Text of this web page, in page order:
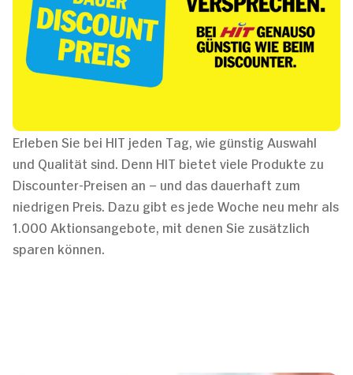
Erleben Sie bei HIT jeden Tag, wie günstig Auswahl
und Qualität sind. Denn HIT bietet viele Produkte zu
Discounter-Preisen an – und das dauerhaft zum
niedrigen Preis. Dazu gibt es jede Woche neu mehr als
1.000 Aktionsangebote, mit denen Sie zusätzlich
sparen können.